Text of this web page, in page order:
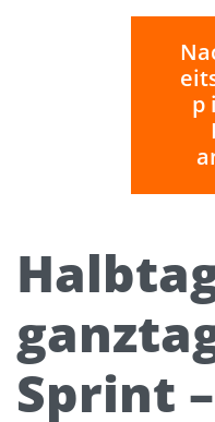
p
Sprint